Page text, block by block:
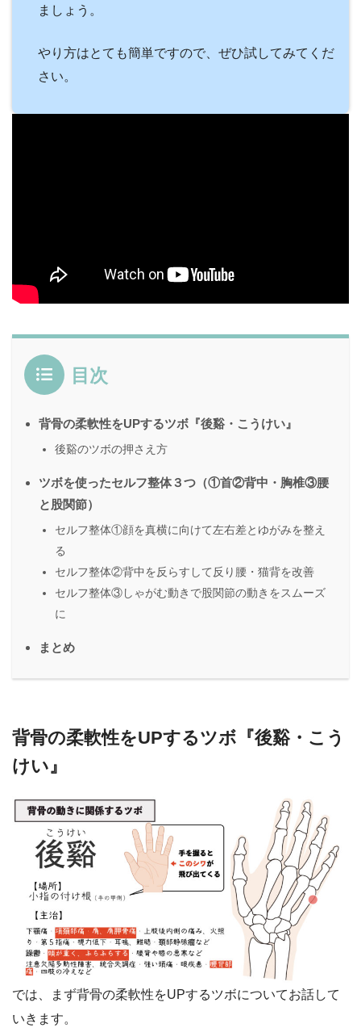
ましょう。
やり方はとても簡単ですので、ぜひ試してみてくだ
さい。
目次
背骨の柔軟性をUPするツボ『後谿・こうけい』
後谿のツボの押さえ方
ツボを使ったセルフ整体３つ（①首②背中・胸椎③腰
と股関節）
セルフ整体①顔を真横に向けて左右差とゆがみを整え
る
セルフ整体②背中を反らすして反り腰・猫背を改善
セルフ整体③しゃがむ動きで股関節の動きをスムーズ
に
まとめ
背骨の柔軟性をUPするツボ『後谿・こう
けい』
では、まず背骨の柔軟性をUPするツボについてお話して
いきます。